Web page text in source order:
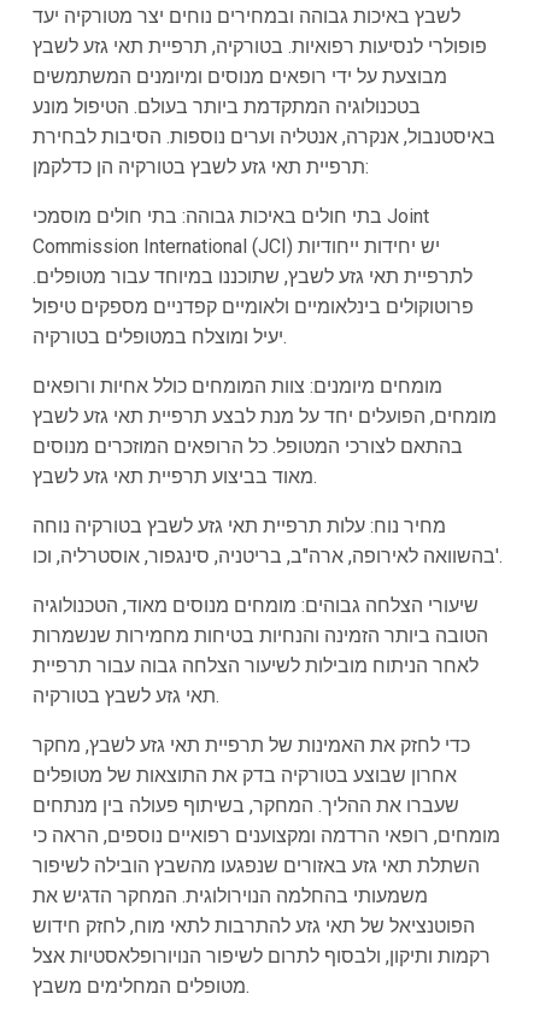
לשבץ באיכות גבוהה ובמחירים נוחים יצר מטורקיה יעד
פופולרי לנסיעות רפואיות. בטורקיה, תרפיית תאי גזע לשבץ
מבוצעת על ידי רופאים מנוסים ומיומנים המשתמשים
בטכנולוגיה המתקדמת ביותר בעולם. הטיפול מונע
באיסטנבול, אנקרה, אנטליה וערים נוספות. הסיבות לבחירת
תרפיית תאי גזע לשבץ בטורקיה הן כדלקמן:
בתי חולים באיכות גבוהה: בתי חולים מוסמכי Joint
Commission International (JCI) יש יחידות ייחודיות
לתרפיית תאי גזע לשבץ, שתוכננו במיוחד עבור מטופלים.
פרוטוקולים בינלאומיים ולאומיים קפדניים מספקים טיפול
יעיל ומוצלח במטופלים בטורקיה.
מומחים מיומנים: צוות המומחים כולל אחיות ורופאים
מומחים, הפועלים יחד על מנת לבצע תרפיית תאי גזע לשבץ
בהתאם לצורכי המטופל. כל הרופאים המוזכרים מנוסים
מאוד בביצוע תרפיית תאי גזע לשבץ.
מחיר נוח: עלות תרפיית תאי גזע לשבץ בטורקיה נוחה
בהשוואה לאירופה, ארה"ב, בריטניה, סינגפור, אוסטרליה, וכו'.
שיעורי הצלחה גבוהים: מומחים מנוסים מאוד, הטכנולוגיה
הטובה ביותר הזמינה והנחיות בטיחות מחמירות שנשמרות
לאחר הניתוח מובילות לשיעור הצלחה גבוה עבור תרפיית
תאי גזע לשבץ בטורקיה.
כדי לחזק את האמינות של תרפיית תאי גזע לשבץ, מחקר
אחרון שבוצע בטורקיה בדק את התוצאות של מטופלים
שעברו את ההליך. המחקר, בשיתוף פעולה בין מנתחים
מומחים, רופאי הרדמה ומקצוענים רפואיים נוספים, הראה כי
השתלת תאי גזע באזורים שנפגעו מהשבץ הובילה לשיפור
משמעותי בהחלמה הנוירולוגית. המחקר הדגיש את
הפוטנציאל של תאי גזע להתרבות לתאי מוח, לחזק חידוש
רקמות ותיקון, ולבסוף לתרום לשיפור הנויורופלאסטיות אצל
מטופלים המחלימים משבץ.